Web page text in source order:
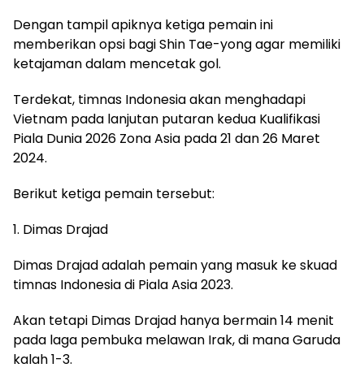
Dengan tampil apiknya ketiga pemain ini
memberikan opsi bagi Shin Tae-yong agar memiliki
ketajaman dalam mencetak gol.
Terdekat, timnas Indonesia akan menghadapi
Vietnam pada lanjutan putaran kedua Kualifikasi
Piala Dunia 2026 Zona Asia pada 21 dan 26 Maret
2024.
Berikut ketiga pemain tersebut:
1. Dimas Drajad
Dimas Drajad adalah pemain yang masuk ke skuad
timnas Indonesia di Piala Asia 2023.
Akan tetapi Dimas Drajad hanya bermain 14 menit
pada laga pembuka melawan Irak, di mana Garuda
kalah 1-3.